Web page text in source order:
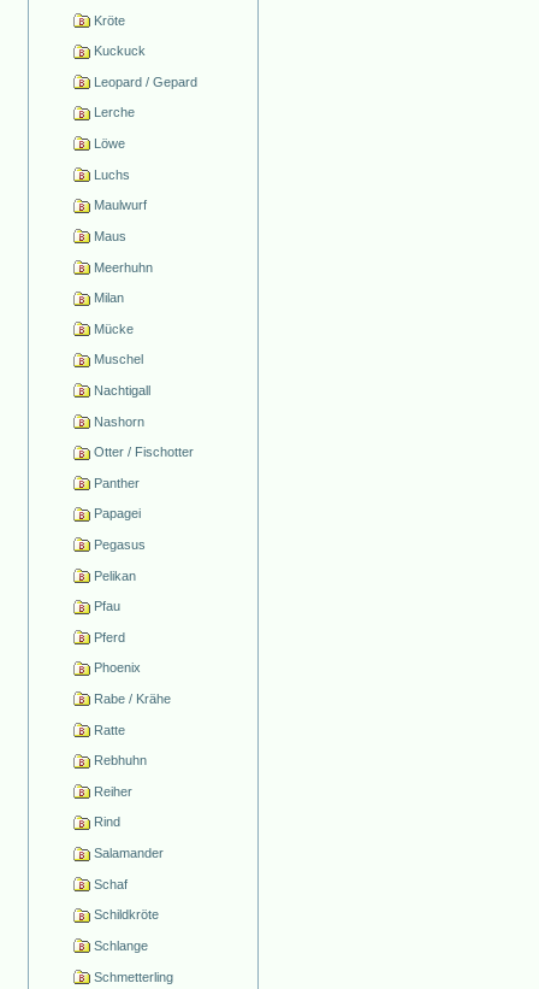
Kröte
Kuckuck
Leopard / Gepard
Lerche
Löwe
Luchs
Maulwurf
Maus
Meerhuhn
Milan
Mücke
Muschel
Nachtigall
Nashorn
Otter / Fischotter
Panther
Papagei
Pegasus
Pelikan
Pfau
Pferd
Phoenix
Rabe / Krähe
Ratte
Rebhuhn
Reiher
Rind
Salamander
Schaf
Schildkröte
Schlange
Schmetterling